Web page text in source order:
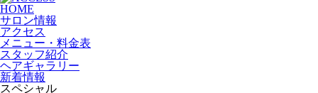
HOME
サロン情報
アクセス
メニュー・料金表
スタッフ紹介
ヘアギャラリー
新着情報
スペシャル